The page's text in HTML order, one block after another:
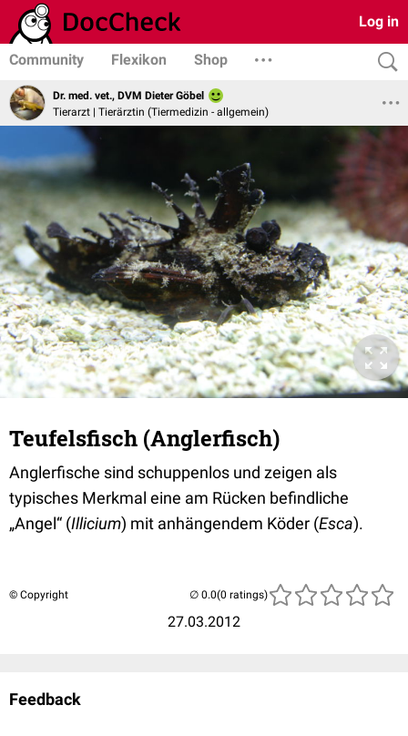
Log in
Community Flexikon Shop
Dr. med. vet., DVM Dieter Göbel
Tierarzt | Tierärztin (Tiermedizin - allgemein)
Teufelsfisch (Anglerfisch)
Anglerfische sind schuppenlos und zeigen als
typisches Merkmal eine am Rücken befindliche
„Angel“ (Illicium) mit anhängendem Köder (Esca).
© Copyright
27.03.2012
(0 ratings)
Feedback